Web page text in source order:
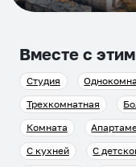
Вместе с
Студия
Трехкомнатная
Комната
С кухней
С